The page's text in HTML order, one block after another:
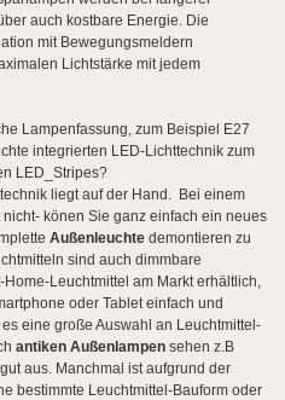
auch kostbare Energie. Die
mit Bewegungsmeldern
Lichtstärke mit jedem
Lampenfassung, zum Beispiel E27
integrierten LED-Lichttechnik zum
LED_Stripes?
liegt auf der Hand. Bei einem
nicht- könen Sie ganz einfach ein neues
Außenleuchte demontieren zu
sind auch dimmbare
Leuchtmittel am Markt erhältlich,
oder Tablet einfach und
eine große Auswahl an Leuchtmittel-
antiken Außenlampen sehen z.B
aus. Manchmal ist aufgrund der
bestimmte Leuchtmittel-Bauform oder